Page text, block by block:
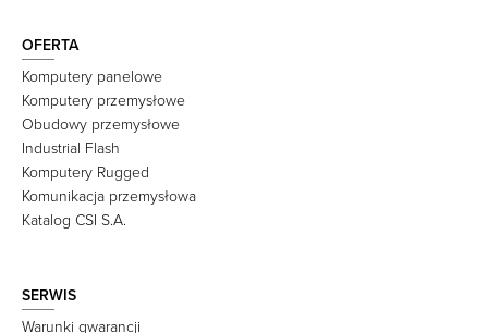
OFERTA
Komputery panelowe
Komputery przemysłowe
Obudowy przemysłowe
Industrial Flash
Komputery Rugged
Komunikacja przemysłowa
Katalog CSI S.A.
SERWIS
Warunki gwarancji